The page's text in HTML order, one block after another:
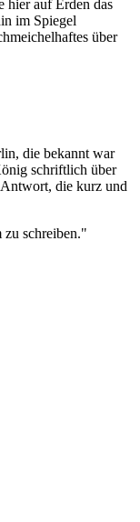
hier auf Erden das
im Spiegel
über
die bekannt war
schriftlich über
Antwort, die kurz und
schreiben."